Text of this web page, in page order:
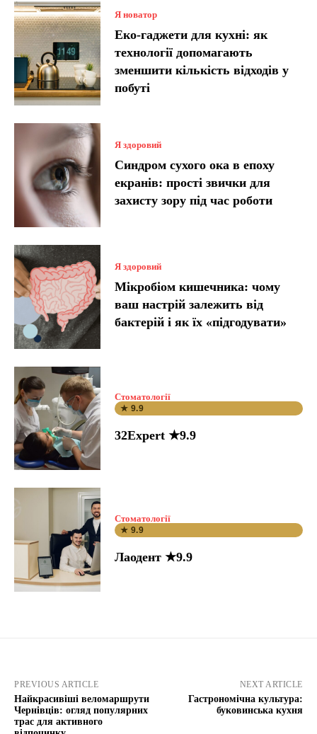
Я новатор
Еко-гаджети для кухні: як
технології допомагають
зменшити кількість відходів у
побуті
Я здоровий
Синдром сухого ока в епоху
екранів: прості звички для
захисту зору під час роботи
Я здоровий
Мікробіом кишечника: чому
ваш настрій залежить від
бактерій і як їх «підгодувати»
Стоматології
★ 9.9
32Expert ★9.9
Стоматології
★ 9.9
Лаодент ★9.9
PREVIOUS ARTICLE
Найкрасивіші веломаршрути
Чернівців: огляд популярних
трас для активного
NEXT ARTICLE
Гастрономічна культура:
буковинська кухня